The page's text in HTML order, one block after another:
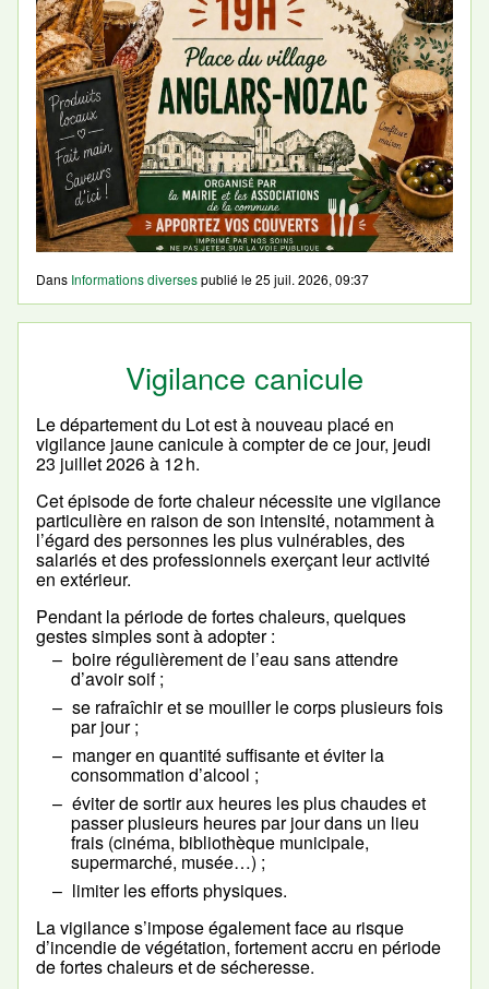
Dans Informations diversespublié le25 juil. 2026, 09:37
Vigilance canicule
Le département du Lot est à nouveau placé en
vigilance jaune canicule à compter de ce jour, jeudi
23 juillet 2026 à 12 h.
Cet épisode de forte chaleur nécessite une vigilance
particulière en raison de son intensité, notamment à
l’égard des personnes les plus vulnérables, des
salariés et des professionnels exerçant leur activité
en extérieur.
Pendant la période de fortes chaleurs, quelques
gestes simples sont à adopter :
boire régulièrement de l’eau sans attendre
d’avoir soif ;
se rafraîchir et se mouiller le corps plusieurs fois
par jour ;
manger en quantité suffisante et éviter la
consommation d’alcool ;
éviter de sortir aux heures les plus chaudes et
passer plusieurs heures par jour dans un lieu
frais (cinéma, bibliothèque municipale,
supermarché, musée…) ;
limiter les efforts physiques.
La vigilance s’impose également face au risque
d’incendie de végétation, fortement accru en période
de fortes chaleurs et de sécheresse.